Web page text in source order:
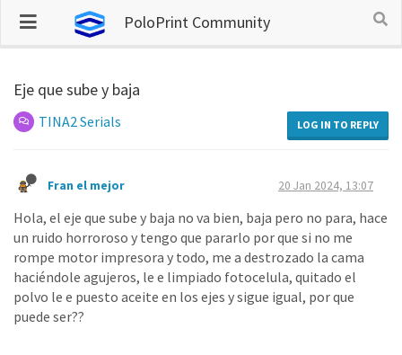
PoloPrint Community
Eje que sube y baja
TINA2 Serials LOG IN TO REPLY
Fran el mejor 20 Jan 2024, 13:07
Hola, el eje que sube y baja no va bien, baja pero no para, hace
un ruido horroroso y tengo que pararlo por que si no me
rompe motor impresora y todo, me a destrozado la cama
haciéndole agujeros, le e limpiado fotocelula, quitado el
polvo le e puesto aceite en los ejes y sigue igual, por que
puede ser??